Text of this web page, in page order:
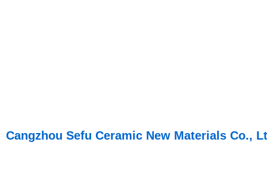
Cangzhou Sefu Ceramic New Materials Co.,